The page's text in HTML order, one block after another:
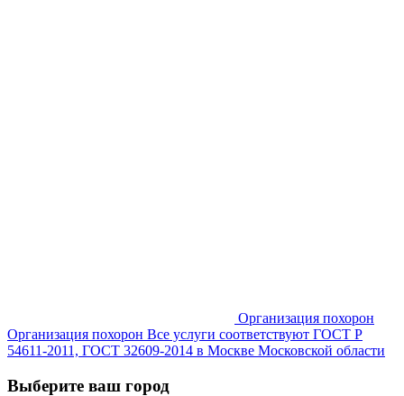
Организация похорон
Организация похорон Все услуги соответствуют ГОСТ Р
54611-2011, ГОСТ 32609-2014 в Москве Московской области
Выберите ваш город